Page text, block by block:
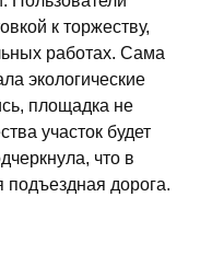
к торжеству,
работах. Сама
экологические
площадка не
участок будет
что в
подъездная дорога.